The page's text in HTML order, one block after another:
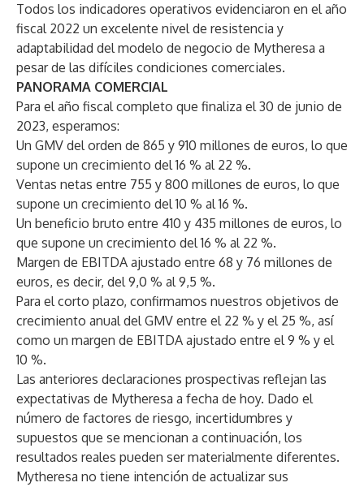
Todos los indicadores operativos evidenciaron en el año
fiscal 2022 un excelente nivel de resistencia y
adaptabilidad del modelo de negocio de Mytheresa a
pesar de las difíciles condiciones comerciales.
PANORAMA COMERCIAL
Para el año fiscal completo que finaliza el 30 de junio de
2023, esperamos:
Un GMV del orden de 865 y 910 millones de euros, lo que
supone un crecimiento del 16 % al 22 %.
Ventas netas entre 755 y 800 millones de euros, lo que
supone un crecimiento del 10 % al 16 %.
Un beneficio bruto entre 410 y 435 millones de euros, lo
que supone un crecimiento del 16 % al 22 %.
Margen de EBITDA ajustado entre 68 y 76 millones de
euros, es decir, del 9,0 % al 9,5 %.
Para el corto plazo, confirmamos nuestros objetivos de
crecimiento anual del GMV entre el 22 % y el 25 %, así
como un margen de EBITDA ajustado entre el 9 % y el
10 %.
Las anteriores declaraciones prospectivas reflejan las
expectativas de Mytheresa a fecha de hoy. Dado el
número de factores de riesgo, incertidumbres y
supuestos que se mencionan a continuación, los
resultados reales pueden ser materialmente diferentes.
Mytheresa no tiene intención de actualizar sus